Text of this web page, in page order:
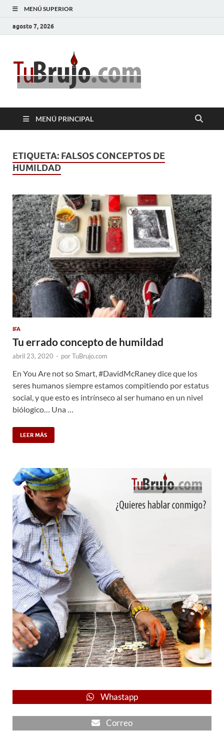
MENÚ SUPERIOR
agosto 7, 2026
MENÚ PRINCIPAL
ETIQUETA: FALSOS CONCEPTOS DE
HUMILDAD
IFA
Tu errado concepto de humildad
abril 23, 2020 - porTuBrujo.com
En You Are not so Smart, #DavidMcRaney dice que los
seres humanos siempre estamos compitiendo por estatus
social, y que esto es intrínseco al ser humano en un nivel
biólogico… Una …
LEER MÁS
Whastapp
Correo